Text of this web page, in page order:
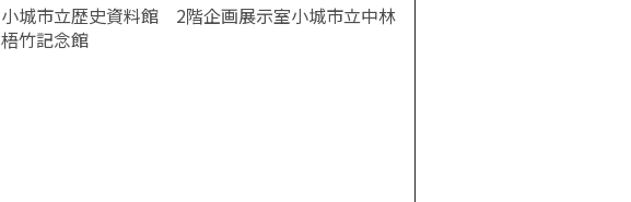
小城市立歴史資料館 2階企画展示室小城市立中林
梧竹記念館